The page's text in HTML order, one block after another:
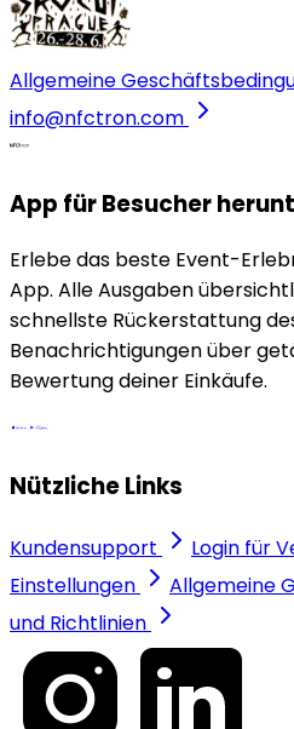
Allgemeine
info@nfctron.com
App für Besucher
Erlebe das beste Event-
App. Alle Ausgaben
schnellste Rückerstattung
Benachrichtigungen über
Bewertung deiner Einkäufe.
Nützliche Links
Kundensupport Login für
Einstellungen
Allgemeine
und Richtlinien